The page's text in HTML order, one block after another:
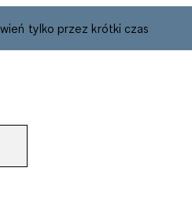
tylko przez krótki czas